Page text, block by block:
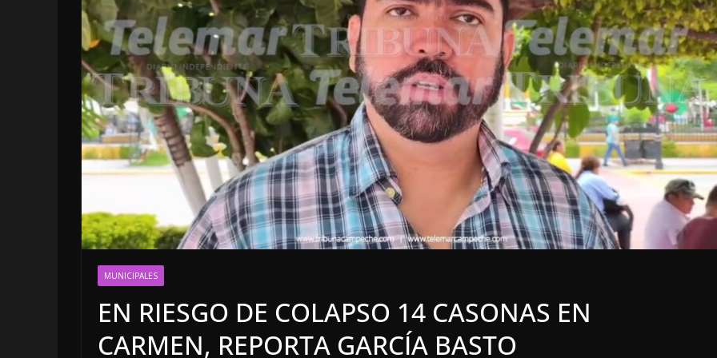
MUNICIPALES
EN RIESGO DE COLAPSO 14 CASONAS EN
CARMEN, REPORTA GARCÍA BASTO
LOCALES OPINIÓN
LUJOS SUBSIDIADOS
LOCALES OPINIÓN
TOP TEN DEL